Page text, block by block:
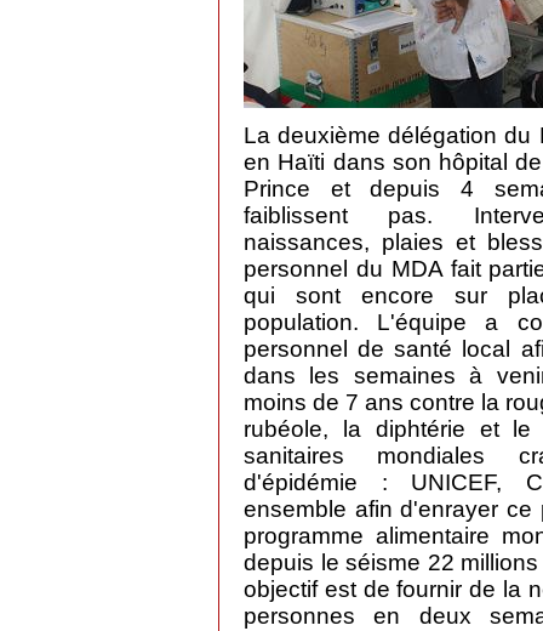
La deuxième délégation du
en Haïti dans son hôpital
Prince et depuis 4
faiblissent pas.
naissances, plaies et
personnel du MDA fait
qui sont encore sur
population. L'équipe a
personnel de santé local
dans les semaines à
moins de 7 ans contre la
rubéole, la diphtérie et le
sanitaires mondiales
d'épidémie : UNICEF,
ensemble afin d'enrayer
programme alimentaire
depuis le séisme 22
objectif est de fournir de la
personnes en deux